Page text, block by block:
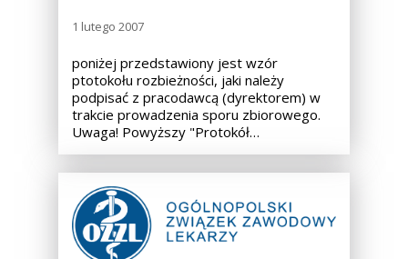
1 lutego 2007
poniżej przedstawiony jest wzór
ptotokołu rozbieżności, jaki należy
podpisać z pracodawcą (dyrektorem) w
trakcie prowadzenia sporu zbiorowego.
Uwaga! Powyższy "Protokół…